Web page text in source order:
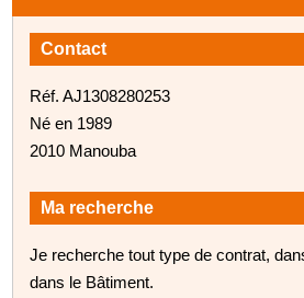
Contact
Réf. AJ1308280253
Né en 1989
2010 Manouba
Ma recherche
Je recherche tout type de contrat,
dans le Bâtiment.